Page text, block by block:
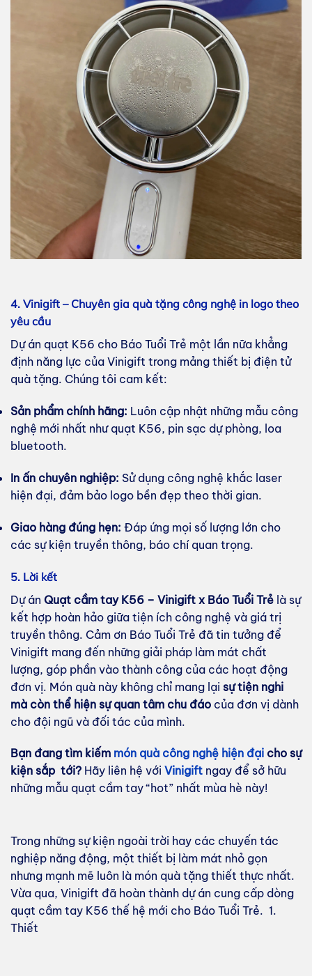
4. Vinigift – Chuyên gia quà tặng công nghệ in logo theo
yêu cầu
Dự án quạt K56 cho Báo Tuổi Trẻ một lần nữa khẳng
định năng lực của Vinigift trong mảng thiết bị điện tử
quà tặng. Chúng tôi cam kết:
Sản phẩm chính hãng: Luôn cập nhật những mẫu công
nghệ mới nhất như quạt K56, pin sạc dự phòng, loa
bluetooth.
In ấn chuyên nghiệp: Sử dụng công nghệ khắc laser
hiện đại, đảm bảo logo bền đẹp theo thời gian.
Giao hàng đúng hẹn: Đáp ứng mọi số lượng lớn cho
các sự kiện truyền thông, báo chí quan trọng.
5. Lời kết
Dự án Quạt cầm tay K56 – Vinigift x Báo Tuổi Trẻ là sự
kết hợp hoàn hảo giữa tiện ích công nghệ và giá trị
truyền thông. Cảm ơn Báo Tuổi Trẻ đã tin tưởng để
Vinigift mang đến những giải pháp làm mát chất
lượng, góp phần vào thành công của các hoạt động
đơn vị. Món quà này không chỉ mang lại sự tiện nghi
mà còn thể hiện sự quan tâm chu đáo của đơn vị dành
cho đội ngũ và đối tác của mình.
Bạn đang tìm kiếm món quà công nghệ hiện đại cho sự
kiện sắp tới? Hãy liên hệ với Vinigift ngay để sở hữu
những mẫu quạt cầm tay “hot” nhất mùa hè này!
Trong những sự kiện ngoài trời hay các chuyến tác
nghiệp năng động, một thiết bị làm mát nhỏ gọn
nhưng mạnh mẽ luôn là món quà tặng thiết thực nhất.
Vừa qua, Vinigift đã hoàn thành dự án cung cấp dòng
quạt cầm tay K56 thế hệ mới cho Báo Tuổi Trẻ. 1.
Thiết